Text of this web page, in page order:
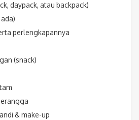
daypack, atau backpack)
perlengkapannya
(snack)
& make-up